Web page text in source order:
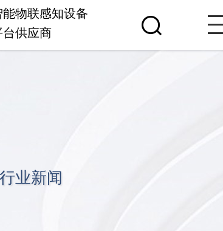
物联感知设备
台供应商
行业新闻